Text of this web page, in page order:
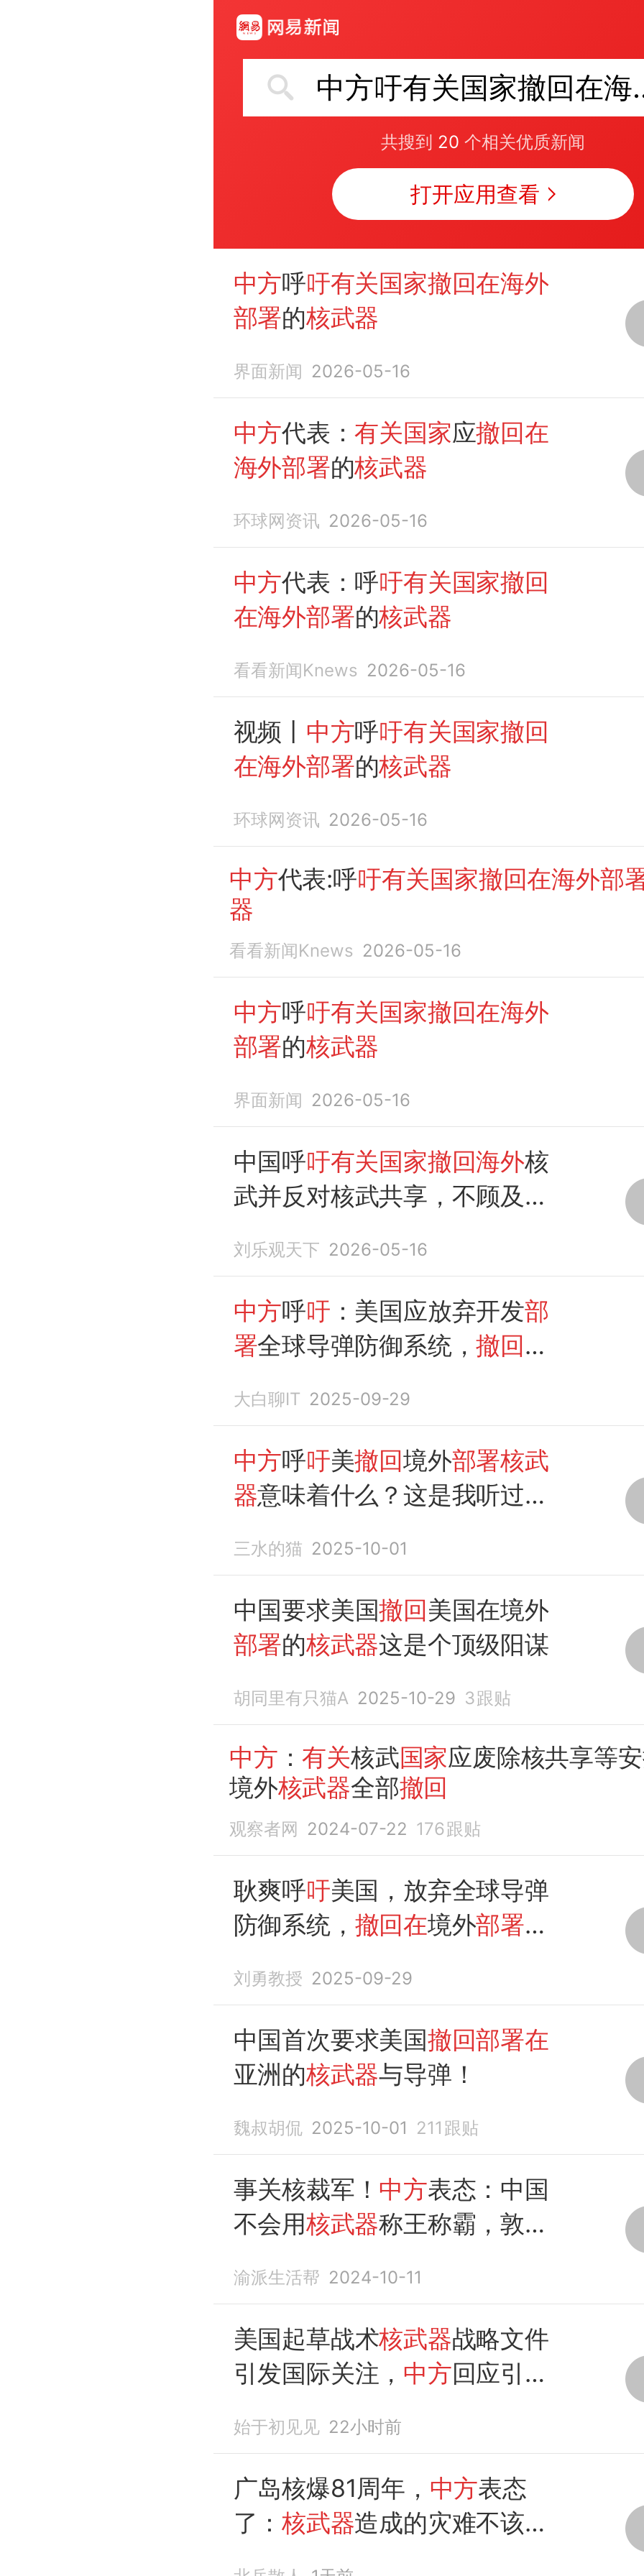
中方吁
共搜到 20 个相关优质新闻
打开应用查看
中方呼吁有关国家撤回在海外
部署的核武器
界面新闻 2026-05-16
中方代表：有关国家应撤回在
海外部署的核武器
环球网资讯 2026-05-16
中方代表：呼吁有关国家撤回
在海外部署的核武器
看看新闻Knews 2026-05-16
视频丨 中方呼吁有关国家撤回
在海外部署的核武器
环球网资讯 2026-05-16
中方代表:呼吁有关国家撤回在海外部
器
看看新闻Knews 2026-05-16
中方呼吁有关国家撤回在海外
部署的核武器
界面新闻 2026-05-16
中国呼吁有关国家撤回海外核
武并反对核武共享，不顾及俄
刘乐观天下 2026-05-16
中方呼吁 ：美国应放弃开发部
署全球导弹防御系统，撤回在
级阳谋
大白聊IT 2025-09-29
中方呼吁美撤回境外部署核武
器意味着什么？这是我听过最
三水的猫 2025-10-01
中国要求美国撤回美国在境外
部署的核武器这是个顶级阳谋
胡同里有只猫A 2025-10-29 3跟贴
中方 ：有关核武国家应废除核共享等
境外核武器全部撤回
观察者网 2024-07-22 176跟贴
耿爽呼吁美国，放弃全球导弹
防御系统， 撤回在境外部署的
刘勇教授 2025-09-29
中国首次要求美国撤回部署在
亚洲的核武器与导弹！
魏叔胡侃 2025-10-01 211 跟贴
事关核裁军！ 中方表态：中国
不会用核武器称王称霸，敦促
统
渝派生活帮 2024-10-11
美国起草战术核武器战略文件
引发国际关注， 中方回应引热
始于初见见 22小时前
广岛核爆81周年， 中方表态
了：核武器造成的灾难不该重